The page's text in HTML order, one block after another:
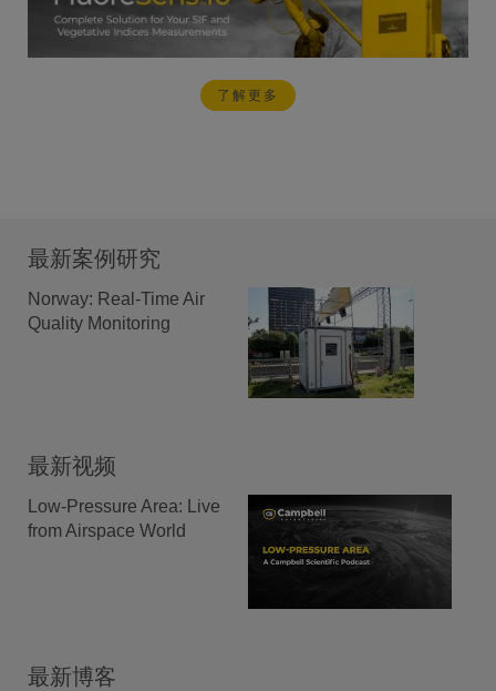
了解更多
最新案例研究
Norway: Real-Time Air
Quality Monitoring
最新视频
Low-Pressure Area: Live
from Airspace World
最新博客